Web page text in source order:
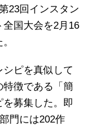
23回インスタン
全国大会を2月16
ピを真似して
徴である「簡
募集した。即
門には202作